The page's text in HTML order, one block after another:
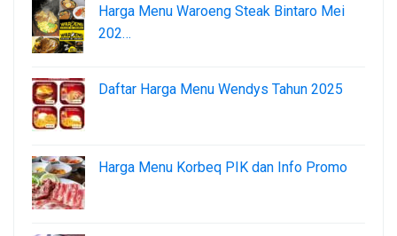
Harga Menu Waroeng Steak Bintaro Mei
202…
Daftar Harga Menu Wendys Tahun 2025
Harga Menu Korbeq PIK dan Info Promo